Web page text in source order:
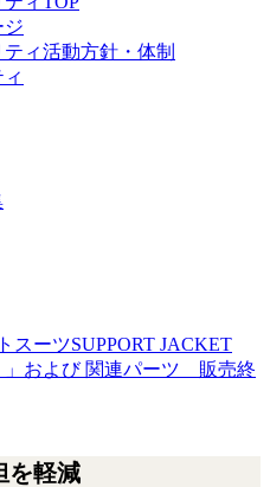
ジ
ィ活動方針・体制
スーツSUPPORT JACKET
」および 関連パーツ 販売終
を軽減